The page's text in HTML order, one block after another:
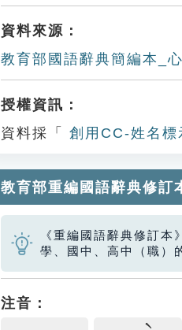
資料來源：
教育部國語辭典簡編本_
授權資訊：
資料採「
創用CC-姓名
教育部重編國語辭典修訂
《重編國語辭典修訂
學、國中、高中（職）
注音：